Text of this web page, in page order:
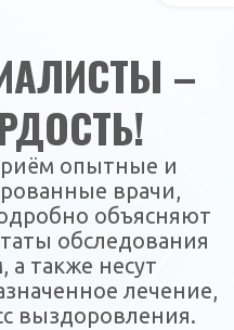
–
опытные и
врачи,
объясняют
обследования
также несут
лечение,
выздоровления.